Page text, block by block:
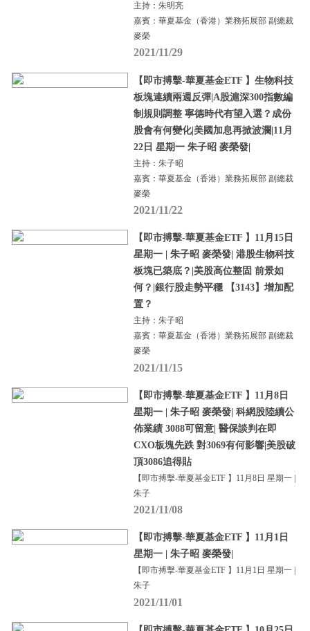
主持：朱明亮
嘉賓：華夏基金（香港）業務拓展部 副總裁
麥榮
2021/11/29
【即市搏擊-華夏基金ETF 】生物科技
板塊連續兩週反彈|A股滬深300指數編
制規則調整 寧德時代有望入選？成份
股會有何變化|美國加息再掀波瀾|11月
22日 星期一 朱子昭 麥榮發|
主持：朱子昭
嘉賓：華夏基金（香港）業務拓展部 副總裁
麥榮
2021/11/22
【即市搏擊-華夏基金ETF 】11月15日
星期一 | 朱子昭 麥榮發| 港股生物科技
板塊已築底？|美股高位整固 前景如
何？|銀行股走勢平穩 【3143】增加配
置？
主持：朱子昭
嘉賓：華夏基金（香港）業務拓展部 副總裁
麥榮
2021/11/15
【即市搏擊-華夏基金ETF 】11月8日
星期一 | 朱子昭 麥榮發| 科網股陸續公
佈業績 3088可留意| 醫保談判在即
CXO板塊先跌 對3069有何影響|美股破
頂3086追得貼
【即市搏擊-華夏基金ETF 】11月8日 星期一 |
朱子
2021/11/08
【即市搏擊-華夏基金ETF 】11月1日
星期一 | 朱子昭 麥榮發|
【即市搏擊-華夏基金ETF 】11月1日 星期一 |
朱子
2021/11/01